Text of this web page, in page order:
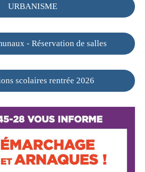
URBANISME
- Réservation de salles
scolaires rentrée 2026